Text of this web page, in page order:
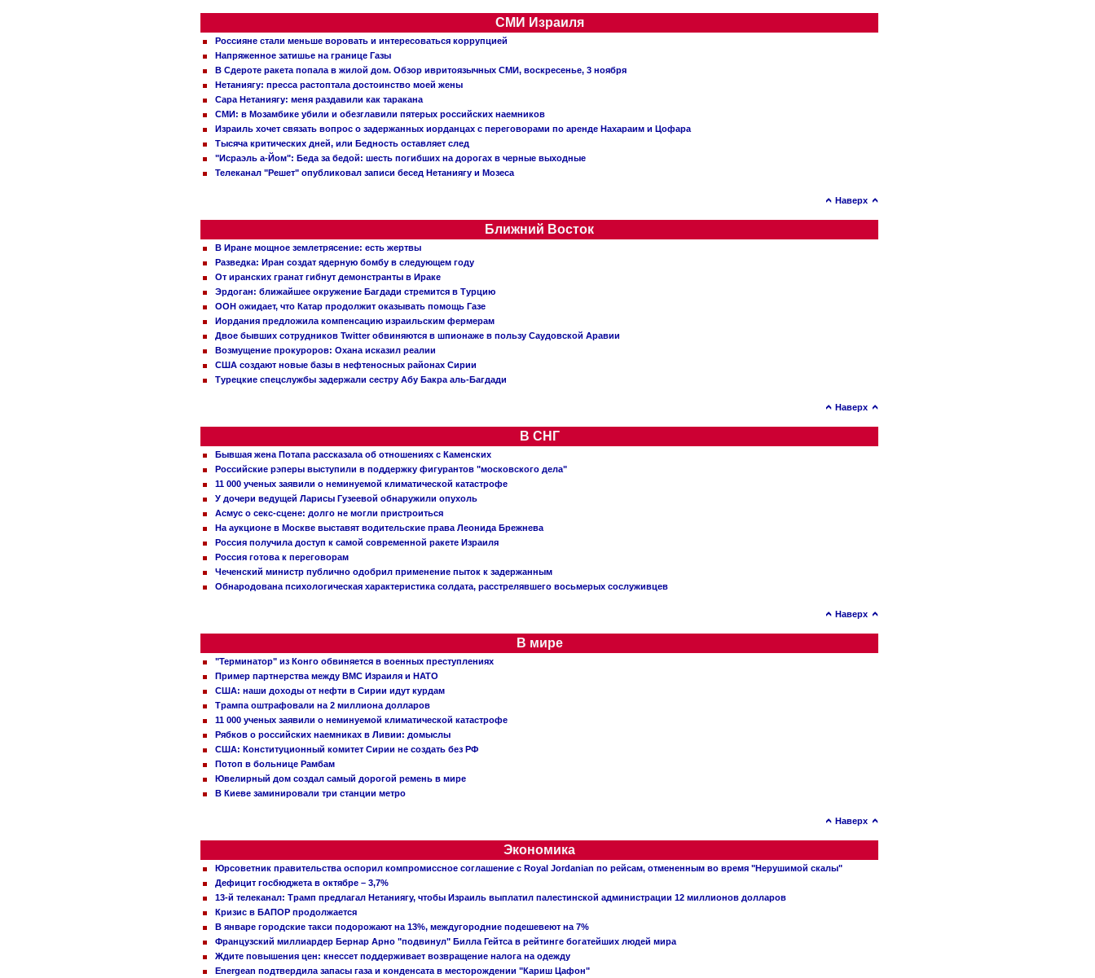
СМИ Израиля
Россияне стали меньше воровать и интересоваться коррупцией
Напряженное затишье на границе Газы
В Сдероте ракета попала в жилой дом. Обзор ивритоязычных СМИ, воскресенье, 3 ноября
Нетаниягу: пресса растоптала достоинство моей жены
Сара Нетаниягу: меня раздавили как таракана
СМИ: в Мозамбике убили и обезглавили пятерых российских наемников
Израиль хочет связать вопрос о задержанных иорданцах с переговорами по аренде Нахараим и Цофара
Тысяча критических дней, или Бедность оставляет след
"Исраэль а-Йом": Беда за бедой: шесть погибших на дорогах в черные выходные
Телеканал "Решет" опубликовал записи бесед Нетаниягу и Мозеса
Наверх
Ближний Восток
В Иране мощное землетрясение: есть жертвы
Разведка: Иран создат ядерную бомбу в следующем году
От иранских гранат гибнут демонстранты в Ираке
Эрдоган: ближайшее окружение Багдади стремится в Турцию
ООН ожидает, что Катар продолжит оказывать помощь Газе
Иордания предложила компенсацию израильским фермерам
Двое бывших сотрудников Twitter обвиняются в шпионаже в пользу Саудовской Аравии
Возмущение прокуроров: Охана исказил реалии
США создают новые базы в нефтеносных районах Сирии
Турецкие спецслужбы задержали сестру Абу Бакра аль-Багдади
Наверх
В СНГ
Бывшая жена Потапа рассказала об отношениях с Каменских
Российские рэперы выступили в поддержку фигурантов "московского дела"
11 000 ученых заявили о неминуемой климатической катастрофе
У дочери ведущей Ларисы Гузеевой обнаружили опухоль
Асмус о секс-сцене: долго не могли пристроиться
На аукционе в Москве выставят водительские права Леонида Брежнева
Россия получила доступ к самой современной ракете Израиля
Россия готова к переговорам
Чеченский министр публично одобрил применение пыток к задержанным
Обнародована психологическая характеристика солдата, расстрелявшего восьмерых сослуживцев
Наверх
В мире
"Терминатор" из Конго обвиняется в военных преступлениях
Пример партнерства между ВМС Израиля и НАТО
США: наши доходы от нефти в Сирии идут курдам
Трампа оштрафовали на 2 миллиона долларов
11 000 ученых заявили о неминуемой климатической катастрофе
Рябков о российских наемниках в Ливии: домыслы
США: Конституционный комитет Сирии не создать без РФ
Потоп в больнице Рамбам
Ювелирный дом создал самый дорогой ремень в мире
В Киеве заминировали три станции метро
Наверх
Экономика
Юрсоветник правительства оспорил компромиссное соглашение с Royal Jordanian по рейсам, отмененным во время "Нерушимой скалы"
Дефицит госбюджета в октябре – 3,7%
13-й телеканал: Трамп предлагал Нетаниягу, чтобы Израиль выплатил палестинской администрации 12 миллионов долларов
Кризис в БАПОР продолжается
В январе городские такси подорожают на 13%, междугородние подешевеют на 7%
Французский миллиардер Бернар Арно "подвинул" Билла Гейтса в рейтинге богатейших людей мира
Ждите повышения цен: кнессет поддерживает возвращение налога на одежду
Energean подтвердила запасы газа и конденсата в месторождении "Кариш Цафон"